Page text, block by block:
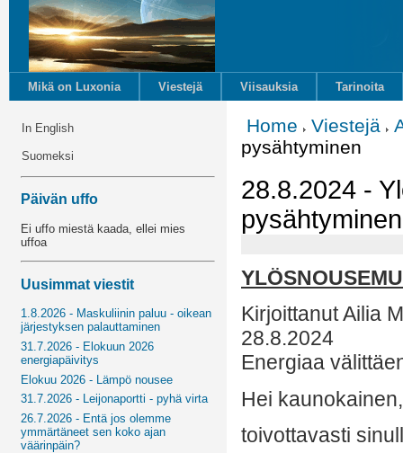
Mikä on Luxonia Viestejä Viisauksia Tarinoita
In English
Suomeksi
Päivän uffo
Ei uffo miestä kaada, ellei mies
uffoa
Uusimmat viestit
1.8.2026 - Maskuliinin paluu - oikean
järjestyksen palauttaminen
31.7.2026 - Elokuun 2026
energiapäivitys
Elokuu 2026 - Lämpö nousee
31.7.2026 - Leijonaportti - pyhä virta
26.7.2026 - Entä jos olemme
ymmärtäneet sen koko ajan
väärinpäin?
Home Viestejä
pysähtyminen
28.8.2024 -
pysähtyminen
Kirjoittanut Ailia
28.8.2024
Energiaa
Hei kaunokainen,
toivottavasti